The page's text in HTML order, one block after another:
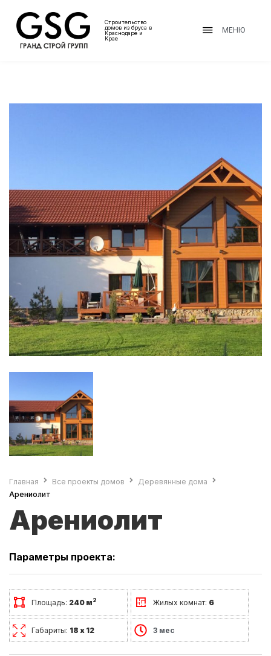
Строительство
домов из бруса в
Краснодаре и
Крае
МЕНЮ
Главная Все проекты домов
Деревянные дома
Арениолит
Арениолит
Параметры проекта:
Площадь: 240 м2 Жилых комнат: 6
Габариты: 18 х 12 3 мес